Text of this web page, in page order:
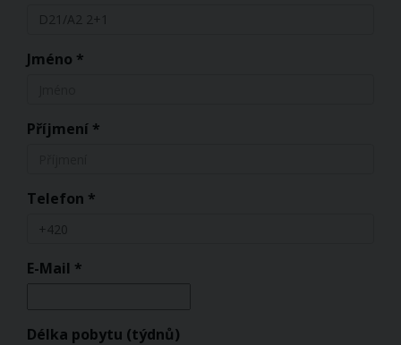
D21/A2 2+1
Jméno *
Příjmení *
Telefon *
E-Mail *
Délka pobytu (týdnů)